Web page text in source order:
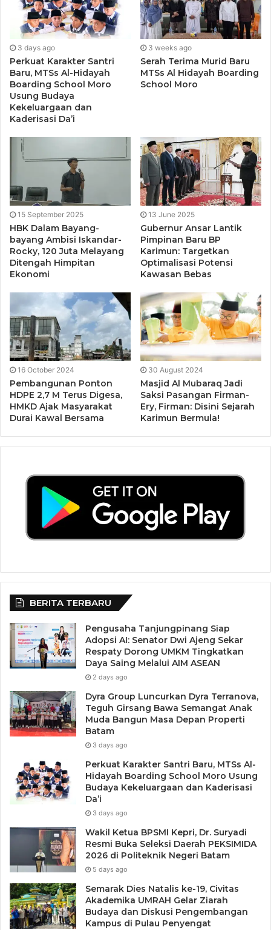
Karenanya, program pembangunan yang akan dijalankan
dapat dijalankan dengan lebih optimal.
“Dengan perpanjangan masa jabatan ini, semoga Kepala
Desa dapat menjalankan amanah dengan baik dan penuh
tanggung jawab sehingga membawa kemajuan dan
kesejahteraan bagi masyarakat Desa”. Tutup Firman
3 days ago
Perkuat Karakter Santri
Baru, MTSs Al-Hidayah
Boarding School Moro
Usung Budaya
Kekeluargaan dan
Kaderisasi Da’i
3 weeks ago
Serah Terima Murid Baru
MTSs Al Hidayah Boarding
School Moro
15 September 2025
HBK Dalam Bayang-
bayang Ambisi Iskandar-
Rocky, 120 Juta Melayang
Ditengah Himpitan
Ekonomi
13 June 2025
Gubernur Ansar Lantik
Pimpinan Baru BP
Karimun: Targetkan
Optimalisasi Potensi
Kawasan Bebas
16 October 2024
Pembangunan Ponton
HDPE 2,7 M Terus Digesa,
HMKD Ajak Masyarakat
Durai Kawal Bersama
30 August 2024
Masjid Al Mubaraq Jadi
Saksi Pasangan Firman-
Ery, Firman: Disini Sejarah
Karimun Bermula!
BERITA TERBARU
Pengusaha Tanjungpinang Siap
Adopsi AI: Senator Dwi Ajeng Sekar
Respaty Dorong UMKM Tingkatkan
Daya Saing Melalui AIM ASEAN
2 days ago
Dyra Group Luncurkan Dyra Terranova,
Teguh Girsang Bawa Semangat Anak
Muda Bangun Masa Depan Properti
Batam
3 days ago
Perkuat Karakter Santri Baru, MTSs Al-
Hidayah Boarding School Moro Usung
Budaya Kekeluargaan dan Kaderisasi
Da’i
3 days ago
Wakil Ketua BPSMI Kepri, Dr. Suryadi
Resmi Buka Seleksi Daerah PEKSIMIDA
2026 di Politeknik Negeri Batam
5 days ago
Semarak Dies Natalis ke-19, Civitas
Akademika UMRAH Gelar Ziarah
Budaya dan Diskusi Pengembangan
Kampus di Pulau Penyengat